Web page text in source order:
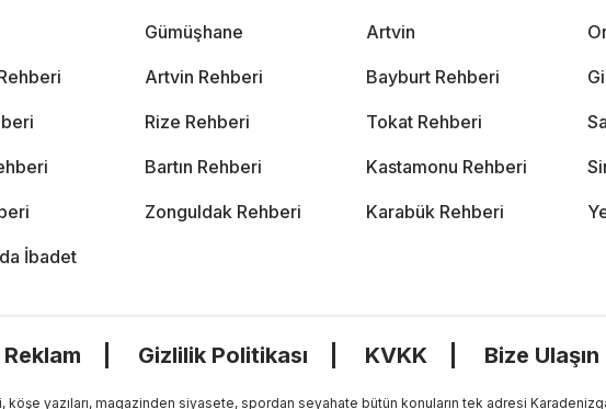
Gümüşhane Artvin
Artvin Rehberi Bayburt Rehberi
Rize Rehberi Tokat Rehberi
Bartın Rehberi Kastamonu Rehberi
Zonguldak Rehberi Karabük Rehberi
İbadet
Reklam Gizlilik Politikası KVKK Bize Ulaşın
yazıları, magazinden siyasete, spordan seyahate bütün konuların tek adresi